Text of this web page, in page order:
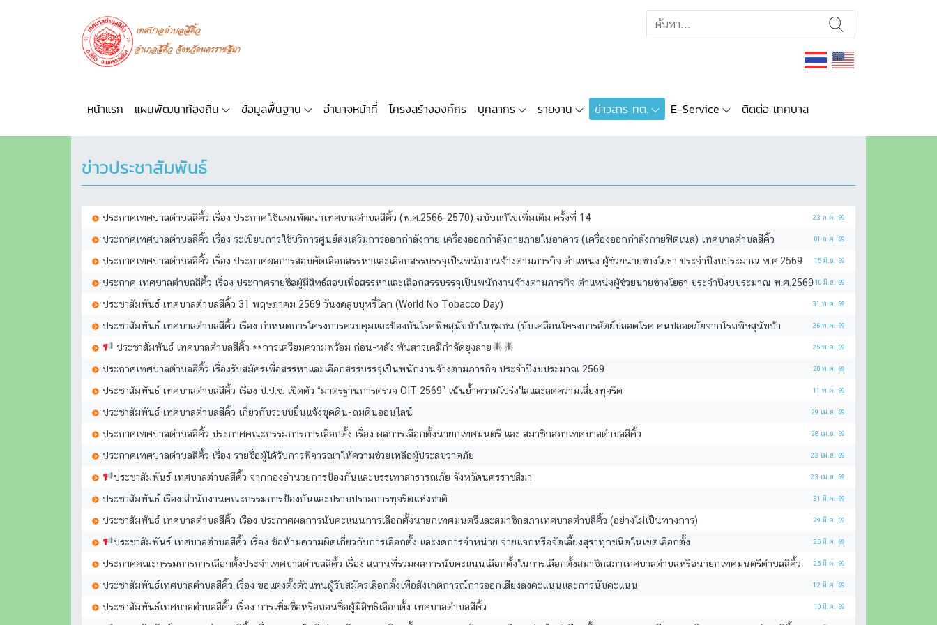
หน้าแรก แผนพัฒนาท้องถิ่น ข้อมูลพื้นฐาน อำนาจหน้าที่ โครงสร้างองค์กร บุคลากร รายงาน ข่าวสาร ทต. E-Service ติดต่อ เทศบาล
ข่าวประชาสัมพันธ์
ประกาศเทศบาลตำบลสีคิ้ว เรื่อง ประกาศใช้แผนพัฒนาเทศบาลตำบลสีคิ้ว (พ.ศ.2566-2570) ฉบับแก้ไขเพิ่มเติม ครั้งที่ 14 23 ก.ค. 69
ประกาศเทศบาลตำบลสีคิ้ว เรื่อง ระเบียบการใช้บริการศูนย์ส่งเสริมการออกกำลังกาย เครื่องออกกำลังกายภายในอาคาร (เครื่องออกกำลังกายฟิตเนส) เทศบาลตำบลสีคิ้ว 01 ก.ค. 69
ประกาศเทศบาลตำบลสีคิ้ว เรื่อง ประกาศผลการสอบคัดเลือกสรรหาและเลือกสรรบรรจุเป็นพนักงานจ้างตามภารกิจ ตำแหน่ง ผู้ช่วยนายช่างโยธา ประจำปีงบประมาณ พ.ศ.2569 15 มิ.ย. 69
ประกาศ เทศบาลตำบลสีคิ้ว เรื่อง ประกาศรายชื่อผู้มีสิทธฺ์สอบเพื่อสรรหาและเลือกสรรบรรจุเป็นพนักงานจ้างตามภารกิจ ตำแหน่งผู้ช่วยนายช่างโยธา ประจำปีงบประมาณ พ.ศ.2569 10 มิ.ย. 69
ประชาสัมพันธ์ เทศบาลตำบลสีคิ้ว 31 พฤษภาคม 2569 วันงดสูบบุหรี่โลก (World No Tobacco Day) 31 พ.ค. 69
ประชาสัมพันธ์ เทศบาลตำบลสีคิ้ว เรื่อง กำหนดการโครงการควบคุมและป้องกันโรคพิษสุนัขบ้าในชุมชน (ขับเคลื่อนโครงการสัตย์ปลอดโรค คนปลอดภัยจากโรถพิษสุนัขบ้า 26 พ.ค. 69
ประชาสัมพันธ์ เทศบาลตำบลสีคิ้ว **การเตรียมความพร้อม ก่อน-หลัง พ้นสารเคมีกำจัดยุงลาย 25 พ.ค. 69
ประกาศเทศบาลตำบลสีคิ้ว เรื่องรับสมัครเพื่อสรรหาและเลือกสรรบรรจุเป็นพนักงานจ้างตามภารกิจ ประจำปีงบประมาณ 2569 20 พ.ค. 69
ประชาสัมพันธ์ เทศบาลตำบลสีคิ้ว เรื่อง ป.ป.ช. เปิดตัว “มาตรฐานการตรวจ OIT 2569” เน้นย้ำความโปร่งใสและลดความเสี่ยงทุจริต 11 พ.ค. 69
ประชาสัมพันธ์ เทศบาลตำบลสีคิ้ว เกี่ยวกับระบบยื่นแจ้งขุดดิน-ถมดินออนไลน์ 29 เม.ย. 69
ประกาศเทศบาลตำบลสีคิ้ว ประกาศคณะกรรมการการเลือกตั้ง เรื่อง ผลการเลือกตั้งนายกเทศมนตรี และ สมาชิกสภาเทศบาลตำบลสีคิ้ว 28 เม.ย. 69
ประกาศเทศบาลตำบลสีคิ้ว เรื่อง รายชื่อผู้ได้รับการพิจารณาให้ความช่วยเหลือผู้ประสบวาตภัย 23 เม.ย. 69
ประชาสัมพันธ์ เทศบาลตำบลสีคิ้ว จากกองอำนวยการป้องกันและบรรเทาสาธารณภัย จังหวัดนครราชสีมา 23 เม.ย. 69
ประชาสัมพันธ์ เรื่อง สำนักงานคณะกรรมการป้องกันและปราบปรามการทุจริตแห่งชาติ 31 มี.ค. 69
ประชาสัมพันธ์ เทศบาลตำบลสีคิ้ว เรื่อง ประกาศผลการนับคะแนนการเลือกตั้งนายกเทศมนตรีและสมาชิกสภาเทศบาลตำบสีคิ้ว (อย่างไม่เป็นทางการ) 29 มี.ค. 69
ประชาสัมพันธ์ เทศบาลตำบลสีคิ้ว เรื่อง ข้อห้ามความผิดเกี่ยวกับการเลือกตั้ง และงดการจำหน่าย จ่ายแจกหรือจัดเลี้ยงสุราทุกชนิดในเขตเลือกตั้ง 25 มี.ค. 69
ประกาศคณะกรรมการการเลือกตั้งประจำเทศบาลตำบลสีคิ้ว เรื่อง สถานที่รวมผลการนับคะแนนเลือกตั้งในการเลือกตั้งสมาชิกสภาเทศบาลตำบลหรือนายกเทศมนตรีตำบลสีคิ้ว 25 มี.ค. 69
ประชาสัมพันธ์เทศบาลตำบลสีคิ้ว เรื่อง ขอแต่งตั้งตัวแทนผู้รับสมัครเลือกตั้งเพื่อสังเกตการณ์การออกเสียงลงคะแนนและการนับคะแนน 12 มี.ค. 69
ประชาสัมพันธ์เทศบาลตำบลสีคิ้ว เรื่อง การเพิ่มชื่อหรือถอนชื่อผู้มีสิทธิเลือกตั้ง เทศบาลตำบลสีคิ้ว 10 มี.ค. 69